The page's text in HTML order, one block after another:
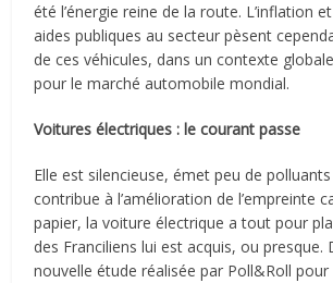
été l’énergie reine de la route. L’inflation
aides publiques au secteur pèsent
de ces véhicules, dans un contexte
pour le marché automobile mondial.
Voitures électriques : le courant passe
Elle est silencieuse, émet peu de
contribue à l’amélioration de l’empreinte
papier, la voiture électrique a tout pour
des Franciliens lui est acquis, ou presque.
nouvelle étude réalisée par Poll&Roll pour